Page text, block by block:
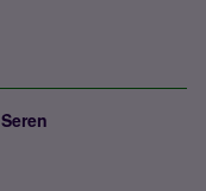
Seren